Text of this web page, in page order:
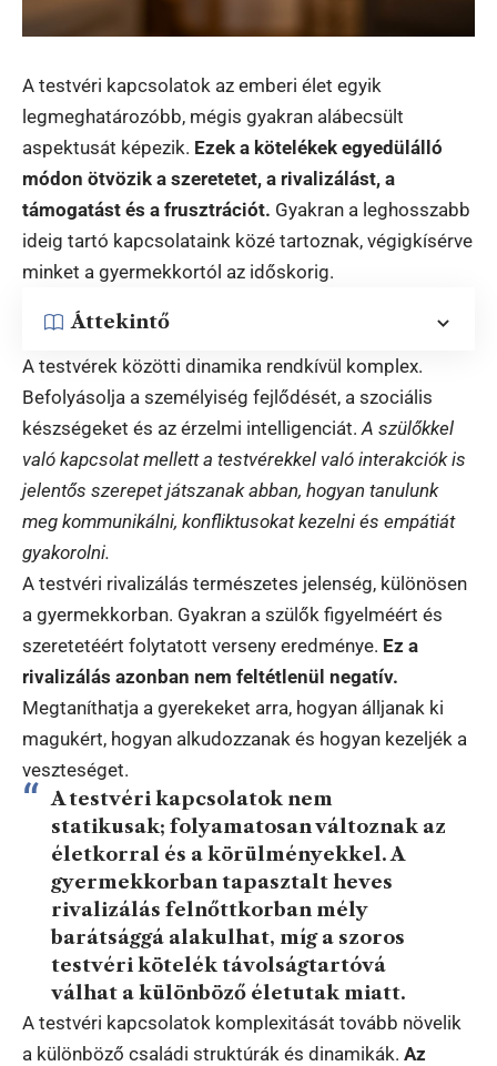
A testvéri kapcsolatok az emberi élet egyik
legmeghatározóbb, mégis gyakran alábecsült
aspektusát képezik. Ezek a kötelékek egyedülálló
módon ötvözik a szeretetet, a rivalizálást, a
támogatást és a frusztrációt. Gyakran a leghosszabb
ideig tartó kapcsolataink közé tartoznak, végigkísérve
minket a gyermekkortól az időskorig.
Áttekintő
A testvérek közötti dinamika rendkívül komplex.
Befolyásolja a személyiség fejlődését, a szociális
készségeket és az érzelmi intelligenciát. A szülőkkel
való kapcsolat mellett a testvérekkel való interakciók is
jelentős szerepet játszanak abban, hogyan tanulunk
meg kommunikálni, konfliktusokat kezelni és empátiát
gyakorolni.
A testvéri rivalizálás természetes jelenség, különösen
a gyermekkorban. Gyakran a szülők figyelméért és
szeretetéért folytatott verseny eredménye. Ez a
rivalizálás azonban nem feltétlenül negatív.
Megtaníthatja a gyerekeket arra, hogyan álljanak ki
magukért, hogyan alkudozzanak és hogyan kezeljék a
veszteséget.
A testvéri kapcsolatok nem
statikusak; folyamatosan változnak az
életkorral és a körülményekkel. A
gyermekkorban tapasztalt heves
rivalizálás felnőttkorban mély
barátsággá alakulhat, míg a szoros
testvéri kötelék távolságtartóvá
válhat a különböző életutak miatt.
A testvéri kapcsolatok komplexitását tovább növelik
a különböző családi struktúrák és dinamikák. Az